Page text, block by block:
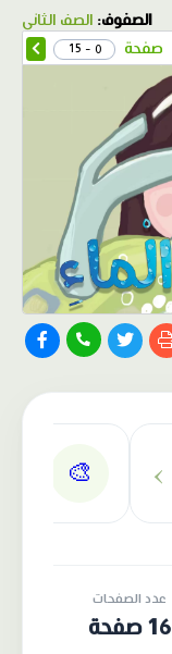
الصفوف: الصف الثاني
صفحة 0 - 15
›
🎨
عدد الصفحات
16 صفحة